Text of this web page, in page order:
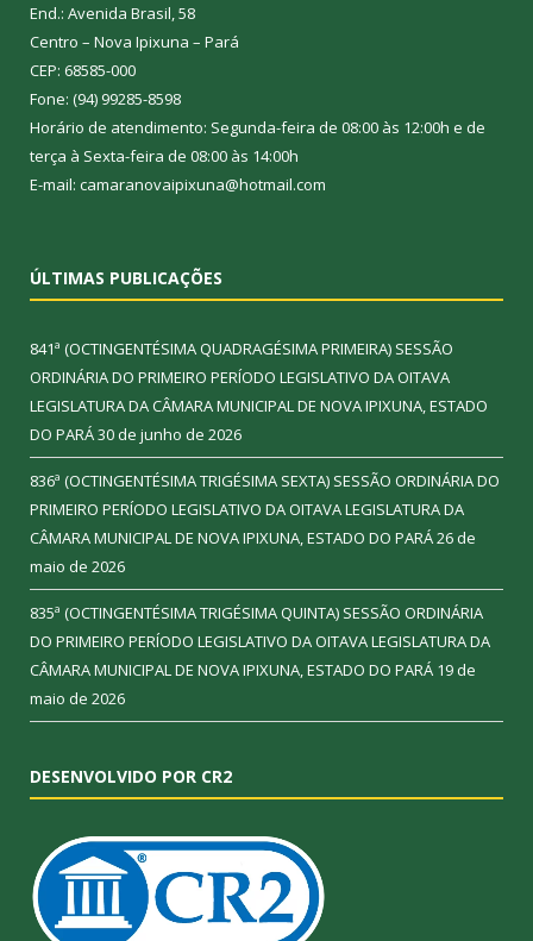
End.: Avenida Brasil, 58
Centro – Nova Ipixuna – Pará
CEP: 68585-000
Fone: (94) 99285-8598
Horário de atendimento: Segunda-feira de 08:00 às 12:00h e de
terça à Sexta-feira de 08:00 às 14:00h
E-mail: camaranovaipixuna@hotmail.com
ÚLTIMAS PUBLICAÇÕES
841ª (OCTINGENTÉSIMA QUADRAGÉSIMA PRIMEIRA) SESSÃO
ORDINÁRIA DO PRIMEIRO PERÍODO LEGISLATIVO DA OITAVA
LEGISLATURA DA CÂMARA MUNICIPAL DE NOVA IPIXUNA, ESTADO
DO PARÁ30 de junho de 2026
836ª (OCTINGENTÉSIMA TRIGÉSIMA SEXTA) SESSÃO ORDINÁRIA DO
PRIMEIRO PERÍODO LEGISLATIVO DA OITAVA LEGISLATURA DA
CÂMARA MUNICIPAL DE NOVA IPIXUNA, ESTADO DO PARÁ26 de
maio de 2026
835ª (OCTINGENTÉSIMA TRIGÉSIMA QUINTA) SESSÃO ORDINÁRIA
DO PRIMEIRO PERÍODO LEGISLATIVO DA OITAVA LEGISLATURA DA
CÂMARA MUNICIPAL DE NOVA IPIXUNA, ESTADO DO PARÁ 19 de
maio de 2026
DESENVOLVIDO POR CR2